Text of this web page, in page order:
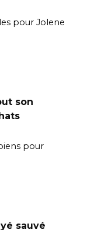
pour Jolene
son
pour
sauvé